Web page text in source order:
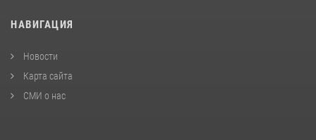
НАВИГАЦИЯ
Новости
Карта сайта
СМИ о нас